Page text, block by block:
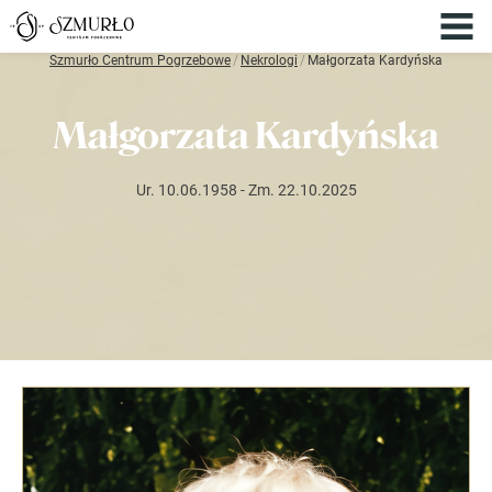
Szmurło Centrum Pogrzebowe / Nekrologi / Małgorzata Kardyńska
Małgorzata Kardyńska
Ur. 10.06.1958 - Zm. 22.10.2025